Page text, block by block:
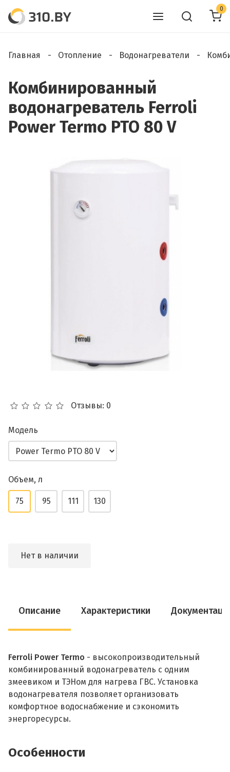
0
Главная Отопление Водонагреватели
Комбинированный
водонагреватель Ferroli
Power Termo PTO 80 V
Отзывы: 0
Модель
Объем, л
75 95 111 130
Нет в наличии
Описание Характеристики
Ferroli Power Termo - высокопроизводительный
комбинированный водонагреватель с одним
змеевиком и ТЭНом для нагрева ГВС. Установка
водонагревателя позволяет организовать
комфортное водоснабжение и сэкономить
энергоресурсы.
Особенности